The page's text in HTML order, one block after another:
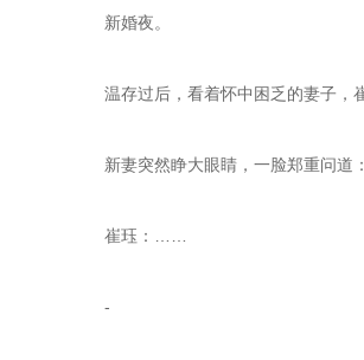
新婚夜。
温存过后，看着怀中困乏的妻子，
新妻突然睁大眼睛，一脸郑重问道
崔珏：……
-